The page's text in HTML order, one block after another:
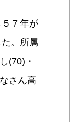
７年が
。所属
(70)・
さん高